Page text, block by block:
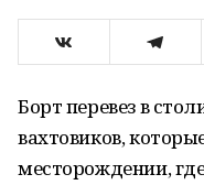
Борт перевез в
вахтовиков,
месторождении,